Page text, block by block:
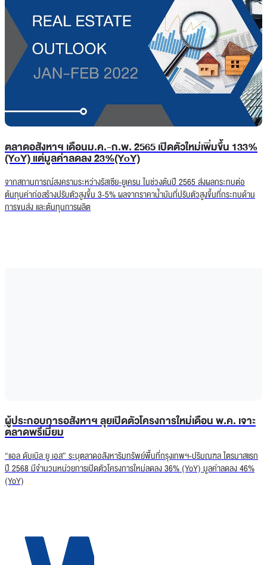
ตลาดอสังหาฯ เดือนม.ค.-ก.พ. 2565 เปิดตัวใหม่เพิ่มขึ้น 133%
(YoY) แต่มูลค่าลดลง 23%(YoY)
จากสถานการณ์สงครามระหว่างรัสเซีย-ยูเครน ในช่วงต้นปี 2565 ส่งผลกระทบต่อ
ต้นทุนค่าก่อสร้างปรับตัวสูงขึ้น 3-5% ผลจากราคาน้ำมันที่ปรับตัวสูงขึ้นที่กระทบด้าน
การขนส่ง และต้นทุนการผลิต
ผู้ประกอบการอสังหาฯ ลุยเปิดตัวโครงการใหม่เดือน พ.ค. เจาะ
ตลาดพรีเมี่ยม
“แอล ดับเบิล ยู เอส” ระบุตลาดอสังหาริมทรัพย์พื้นที่กรุงเทพฯ-ปริมณฑล ไตรมาสแรก
ปี 2568 มีจำนวนหน่วยการเปิดตัวโครงการใหม่ลดลง 36% (YoY) มูลค่าลดลง 46%
(YoY)